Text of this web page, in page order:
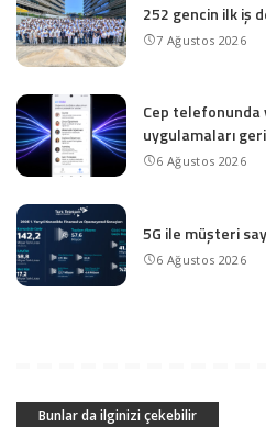
252 gencin ilk iş
7 Ağustos 2026
Cep telefonunda
uygulamaları
6 Ağustos 2026
5G ile müşteri
6 Ağustos 2026
Bunlar da ilginizi çekebilir